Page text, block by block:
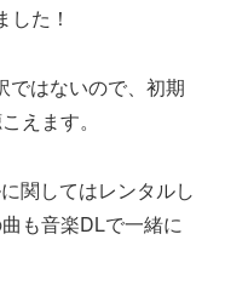
た！
ではないので、初期
えます。
関してはレンタルし
も音楽DLで一緒に